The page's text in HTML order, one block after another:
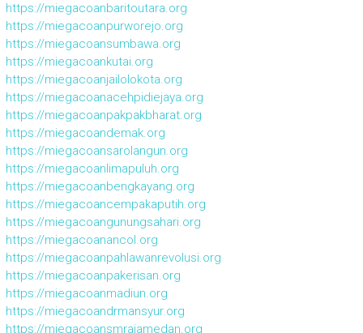
https://miegacoanbaritoutara.org
https://miegacoanpurworejo.org
https://miegacoansumbawa.org
https://miegacoankutai.org
https://miegacoanjailolokota.org
https://miegacoanacehpidiejaya.org
https://miegacoanpakpakbharat.org
https://miegacoandemak.org
https://miegacoansarolangun.org
https://miegacoanlimapuluh.org
https://miegacoanbengkayang.org
https://miegacoancempakaputih.org
https://miegacoangunungsahari.org
https://miegacoanancol.org
https://miegacoanpahlawanrevolusi.org
https://miegacoanpakerisan.org
https://miegacoanmadiun.org
https://miegacoandrmansyur.org
https://miegacoansmrajamedan.org